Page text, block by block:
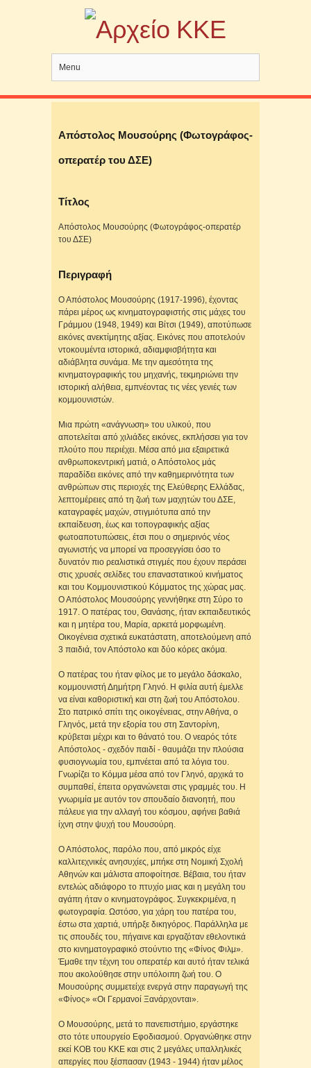
Menu
Απόστολος Μουσούρης (Φωτογράφος-
οπερατέρ του ΔΣΕ)
Τίτλος
Απόστολος Μουσούρης (Φωτογράφος-οπερατέρ
του ΔΣΕ)
Περιγραφή
Ο Απόστολος Μουσούρης (1917-1996), έχοντας
πάρει μέρος ως κινηματογραφιστής στις μάχες του
Γράμμου (1948, 1949) και Βίτσι (1949), αποτύπωσε
εικόνες ανεκτίμητης αξίας. Εικόνες που αποτελούν
ντοκουμέντα ιστορικά, αδιαμφισβήτητα και
αδιάβλητα συνάμα. Με την αμεσότητα της
κινηματογραφικής του μηχανής, τεκμηριώνει την
ιστορική αλήθεια, εμπνέοντας τις νέες γενιές των
κομμουνιστών.
Μια πρώτη «ανάγνωση» του υλικού, που
αποτελείται από χιλιάδες εικόνες, εκπλήσσει για τον
πλούτο που περιέχει. Μέσα από μια εξαιρετικά
ανθρωποκεντρική ματιά, ο Απόστολος μάς
παραδίδει εικόνες από την καθημερινότητα των
ανθρώπων στις περιοχές της Ελεύθερης Ελλάδας,
λεπτομέρειες από τη ζωή των μαχητών του ΔΣΕ,
καταγραφές μαχών, στιγμιότυπα από την
εκπαίδευση, έως και τοπογραφικής αξίας
φωτοαποτυπώσεις, έτσι που ο σημερινός νέος
αγωνιστής να μπορεί να προσεγγίσει όσο το
δυνατόν πιο ρεαλιστικά στιγμές που έχουν περάσει
στις χρυσές σελίδες του επαναστατικού κινήματος
και του Κομμουνιστικού Κόμματος της χώρας μας.
Ο Απόστολος Μουσούρης γεννήθηκε στη Σύρο το
1917. Ο πατέρας του, Θανάσης, ήταν εκπαιδευτικός
και η μητέρα του, Μαρία, αρκετά μορφωμένη.
Οικογένεια σχετικά ευκατάστατη, αποτελούμενη από
3 παιδιά, τον Απόστολο και δύο κόρες ακόμα.
Ο πατέρας του ήταν φίλος με το μεγάλο δάσκαλο,
κομμουνιστή Δημήτρη Γληνό. Η φιλία αυτή έμελλε
να είναι καθοριστική και στη ζωή του Απόστολου.
Στο πατρικό σπίτι της οικογένειας, στην Αθήνα, ο
Γληνός, μετά την εξορία του στη Σαντορίνη,
κρύβεται μέχρι και το θάνατό του. Ο νεαρός τότε
Απόστολος - σχεδόν παιδί - θαυμάζει την πλούσια
φυσιογνωμία του, εμπνέεται από τα λόγια του.
Γνωρίζει το Κόμμα μέσα από τον Γληνό, αρχικά το
συμπαθεί, έπειτα οργανώνεται στις γραμμές του. Η
γνωριμία με αυτόν τον σπουδαίο διανοητή, που
πάλευε για την αλλαγή του κόσμου, αφήνει βαθιά
ίχνη στην ψυχή του Μουσούρη.
Ο Απόστολος, παρόλο που, από μικρός είχε
καλλιτεχνικές ανησυχίες, μπήκε στη Νομική Σχολή
Αθηνών και μάλιστα αποφοίτησε. Βέβαια, του ήταν
εντελώς αδιάφορο το πτυχίο μιας και η μεγάλη του
αγάπη ήταν ο κινηματογράφος. Συγκεκριμένα, η
φωτογραφία. Ωστόσο, για χάρη του πατέρα του,
έστω στα χαρτιά, υπήρξε δικηγόρος. Παράλληλα με
τις σπουδές του, πήγαινε και εργαζόταν εθελοντικά
στο κινηματογραφικό στούντιο της «Φίνος Φιλμ».
Έμαθε την τέχνη του οπερατέρ και αυτό ήταν τελικά
που ακολούθησε στην υπόλοιπη ζωή του. Ο
Μουσούρης συμμετείχε ενεργά στην παραγωγή της
«Φίνος» «Οι Γερμανοί Ξανάρχονται».
Ο Μουσούρης, μετά το πανεπιστήμιο, εργάστηκε
στο τότε υπουργείο Εφοδιασμού. Οργανώθηκε στην
εκεί ΚΟΒ του ΚΚΕ και στις 2 μεγάλες υπαλληλικές
απεργίες που ξέσπασαν (1943 - 1944) ήταν μέλος